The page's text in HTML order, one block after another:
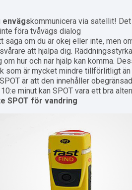
envägskommunicera via satellit!
föra tvåvägs dialog.
säga om du är okej eller inte, men
att hjälpa dig.
hur och när hjälp kan komma.
som är mycket mindre tillförlitligt än
är att den innehåller
minut kan SPOT vara ett bra
SPOT för vandring.